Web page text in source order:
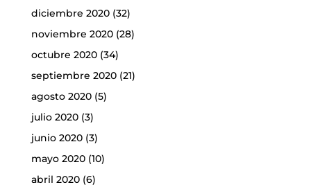
diciembre 2020(32)
noviembre 2020(28)
octubre 2020(34)
septiembre 2020(21)
agosto 2020(5)
julio 2020(3)
junio 2020(3)
mayo 2020(10)
abril 2020(6)